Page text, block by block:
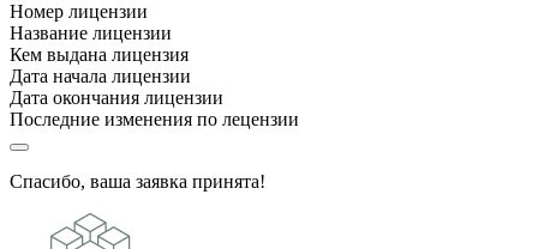
Номер лицензии
Название лицензии
Кем выдана лицензия
Дата начала лицензии
Дата окончания лицензии
Последние изменения по лецензии
Спасибо, ваша заявка принята!